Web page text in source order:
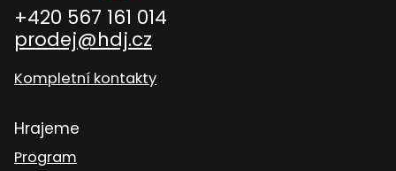
+420 567 161 014
prodej@hdj.cz
Kompletní kontakty
Hrajeme
Program